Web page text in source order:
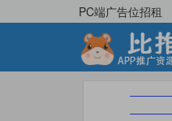
PC端广告位招租
————
————